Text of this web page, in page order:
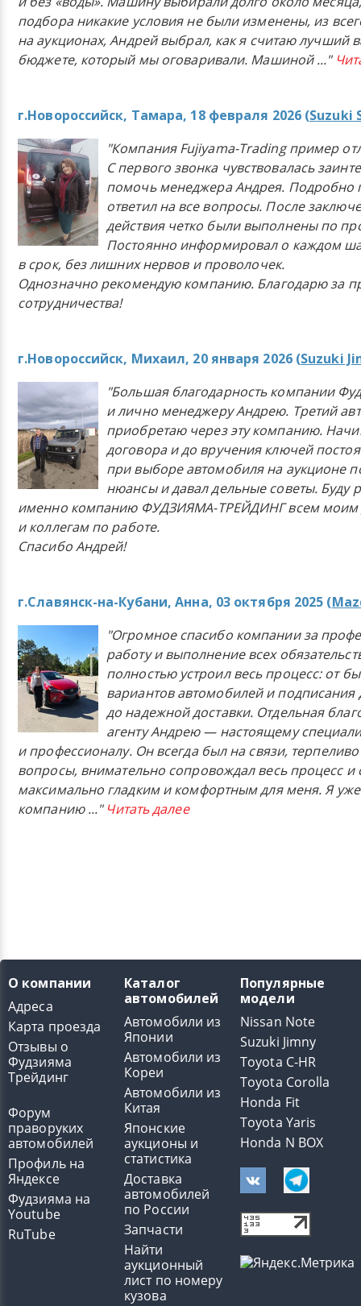
подбора никакие условия не были изменены, из
на аукционах, Андрей выбрал, как я считаю лучший
бюджете, который мы оговаривали. Машиной..."
г.Новороссийск, Тамара, 18 февраля 2026 (Suzuki
"Компания Fujiyama-Trading пример
С первого звонка чувствовалась
помочь менеджера Андрея. Подробно
ответил на все вопросы. После
действия четко были выполнены по
Постоянно информировал о каждом
в срок, без лишних нервов и проволочек.
Однозначно рекомендую компанию. Благодарю за
сотрудничества!
г.Новороссийск, Михаил, 20 января 2026 (Suzuki
"Большая благодарность компании
и лично менеджеру Андрею. Третий
приобретаю через эту компанию.
договора и до вручения ключей
при выборе автомобиля на аукционе
нюансы и давал дельные советы. Буду
именно компанию ФУДЗИЯМА-ТРЕЙДИНГ всем моим
и коллегам по работе.
Спасибо Андрей!
г.Славянск-на-Кубани, Анна, 03 октября 2025 (
"Огромное спасибо компании за
работу и выполнение всех
полностью устроил весь процесс: от
вариантов автомобилей и подписания
до надежной доставки. Отдельная
агенту Андрею — настоящему
и профессионалу. Он всегда был на связи,
вопросы, внимательно сопровождал весь процесс и
максимально гладким и комфортным для меня. Я
компанию..." Читать далее
О компании
Адреса
Карта проезда
Отзывы о
Фудзияма
Трейдинг
Форум
праворуких
автомобилей
Профиль на
Яндексе
Фудзияма на
Youtube
RuTube
Каталог
автомобилей
Автомобили из
Японии
Автомобили из
Кореи
Автомобили из
Китая
Японские
аукционы и
статистика
Доставка
автомобилей
по России
Запчасти
Найти
аукционный
лист по номеру
кузова
Популярные
модели
Nissan Note
Suzuki Jimny
Toyota C-HR
Toyota Corolla
Honda Fit
Toyota Yaris
Honda N BOX